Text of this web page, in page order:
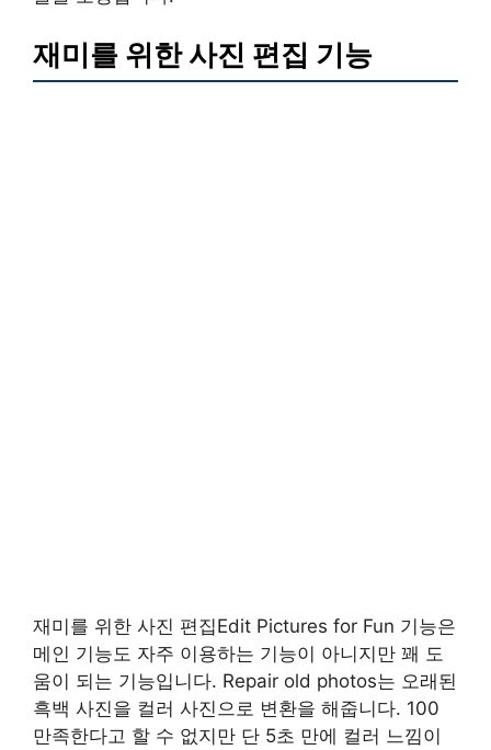
재미를 위한 사진 편집 기능
재미를 위한 사진 편집Edit Pictures for Fun 기능은
메인 기능도 자주 이용하는 기능이 아니지만 꽤 도
움이 되는 기능입니다. Repair old photos는 오래된
흑백 사진을 컬러 사진으로 변환을 해줍니다. 100
만족한다고 할 수 없지만 단 5초 만에 컬러 느낌이